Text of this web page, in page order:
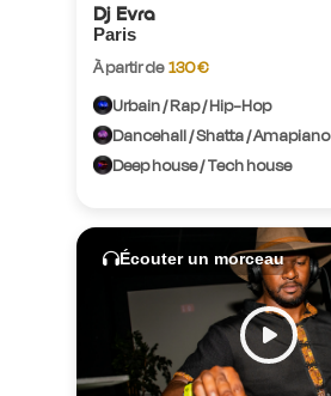
Dj Evra
Paris
À partir de 130 €
Urbain / Rap / Hip-Hop
Dancehall / Shatta / Amapiano
Deep house / Tech house
Écouter un morceau